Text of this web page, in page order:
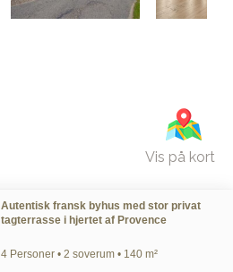
Vis på kort
Autentisk fransk byhus med stor privat
tagterrasse i hjertet af Provence
4 Personer • 2 soverum • 140 m²